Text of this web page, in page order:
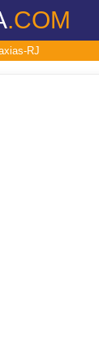
.COM
RJ